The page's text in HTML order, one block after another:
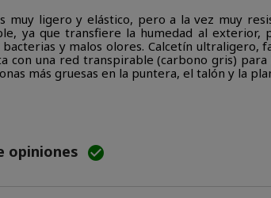
muy ligero y elástico, pero a la vez muy
ya que transfiere la humedad al exterior,
y malos olores. Calcetín ultraligero,
con una red transpirable (carbono gris)
más gruesas en la puntera, el talón y la
opiniones 